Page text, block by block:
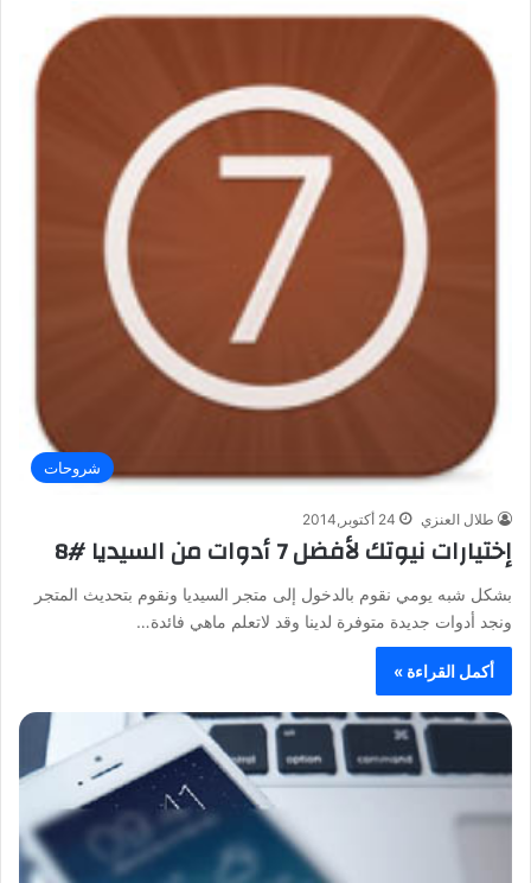
شروحات
طلال العنزي 24 أكتوبر,2014
إختيارات نيوتك لأفضل 7 أدوات من السيديا #8
بشكل شبه يومي نقوم بالدخول إلى متجر السيديا ونقوم بتحديث المتجر
ونجد أدوات جديدة متوفرة لدينا وقد لاتعلم ماهي فائدة…
أكمل القراءة »